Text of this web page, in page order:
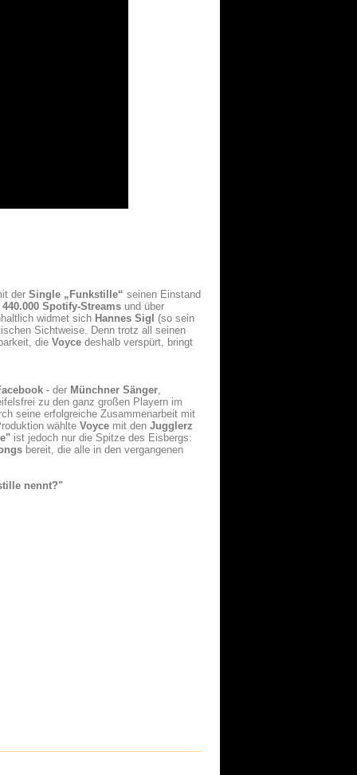
der Single „Funkstille“ seinen Einstand
440.000 Spotify-Streams und über
widmet sich Hannes Sigl
(so sein
Sichtweise. Denn trotz all seinen
die Voyce deshalb verspürt, bringt
- der Münchner Sänger,
zu den ganz großen Playern im
seine erfolgreiche Zusammenarbeit mit
wählte Voyce mit den Jugglerz
ist jedoch nur die Spitze des Eisbergs:
bereit, die alle in den vergangenen
nennt?"